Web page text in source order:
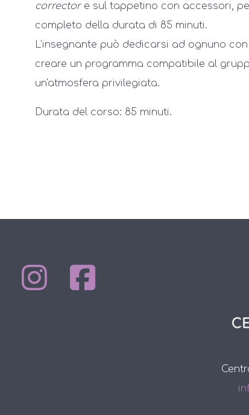
correctore sul tappetino con accessori,
completo della durata di 85 minuti.
L’insegnante può dedicarsi ad ognuno
creare un programma compatibile al
un'atmosfera privilegiata.
Durata del corso: 85 minuti.